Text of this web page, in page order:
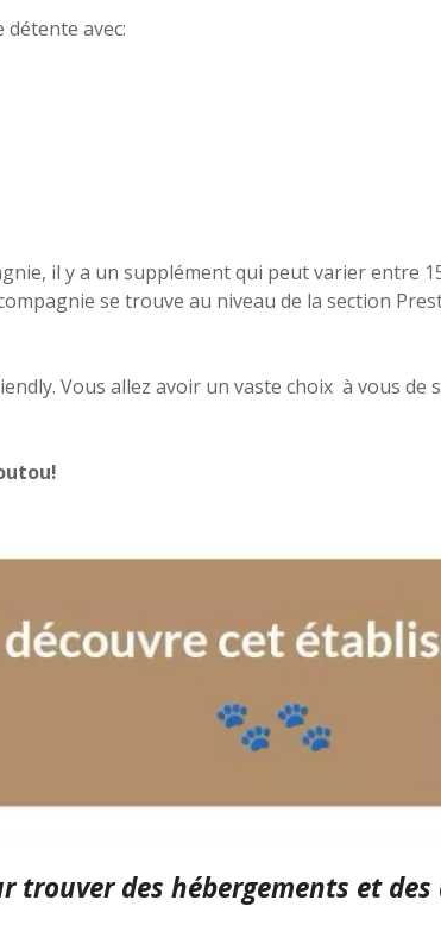
détente avec:
il y a un supplément qui peut varier entre
se trouve au niveau de la section
Vous allez avoir un vaste choix à vous
trouver des hébergements et